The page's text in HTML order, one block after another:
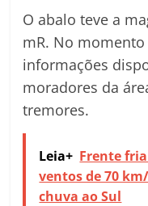
O abalo teve a
mR. No
informações
moradores da
tremores.
Leia+ Frente
ventos de 70
chuva ao Sul